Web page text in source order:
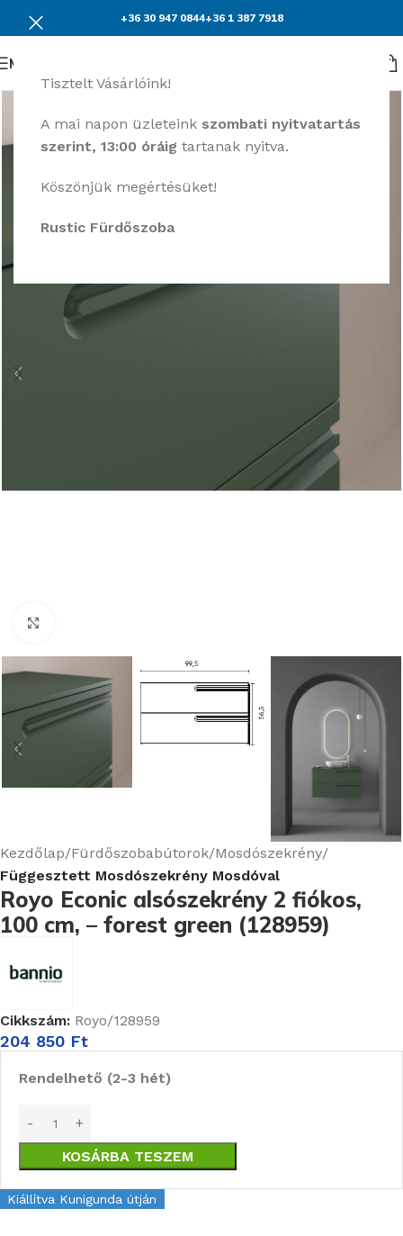
Tisztelt Vásárlóink!
A mai napon üzleteink szombati nyitvatartás
szerint, 13:00 óráig tartanak nyitva.
Köszönjük megértésüket!
Rustic Fürdőszoba
+36 30 947 0844+36 1 387 7918
Menü
Kezdőlap Fürdőszobabútorok Mosdószekrény
Függesztett Mosdószekrény Mosdóval
Royo Econic alsószekrény 2 fiókos,
100 cm, – forest green (128959)
Cikkszám: Royo/128959
204 850 Ft
Rendelhető (2-3 hét)
KOSÁRBA TESZEM
Kiállítva Kunigunda útján